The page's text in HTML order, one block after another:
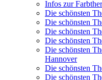
Infos zur
Die schönsten
Die schönsten
Die schönsten
Die schönsten
Die schönsten
Hannover
Die schönsten
Die schönsten